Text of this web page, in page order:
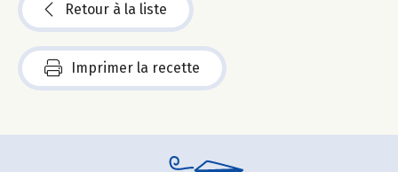
Retour à la liste
Imprimer la recette